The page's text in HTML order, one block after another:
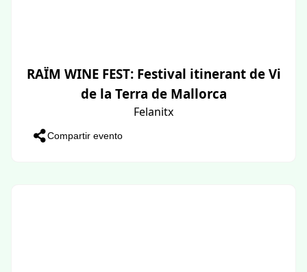
RAÏM WINE FEST: Festival itinerant de Vi
de la Terra de Mallorca
Felanitx
Compartir evento